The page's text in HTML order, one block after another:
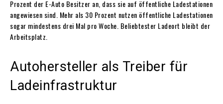
Prozent der E-Auto Besitzer an, dass sie auf öffentliche Ladestationen
angewiesen sind. Mehr als 30 Prozent nutzen öffentliche Ladestationen
sogar mindestens drei Mal pro Woche. Beliebtester Ladeort bleibt der
Arbeitsplatz.
Autohersteller als Treiber für
Ladeinfrastruktur